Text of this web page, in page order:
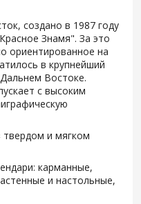
создано в 1987 году
Знамя". За это
ориентированное на
в крупнейший
Востоке.
с высоким
и мягком
карманные,
и настольные,